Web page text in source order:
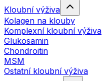
Kloubní výživa
Kolagen na klouby
Komplexní kloubní výživa
Glukosamin
Chondroitin
MSM
Ostatní kloubní výživa